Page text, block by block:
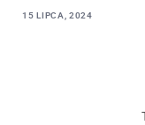
15 LIPCA, 2024